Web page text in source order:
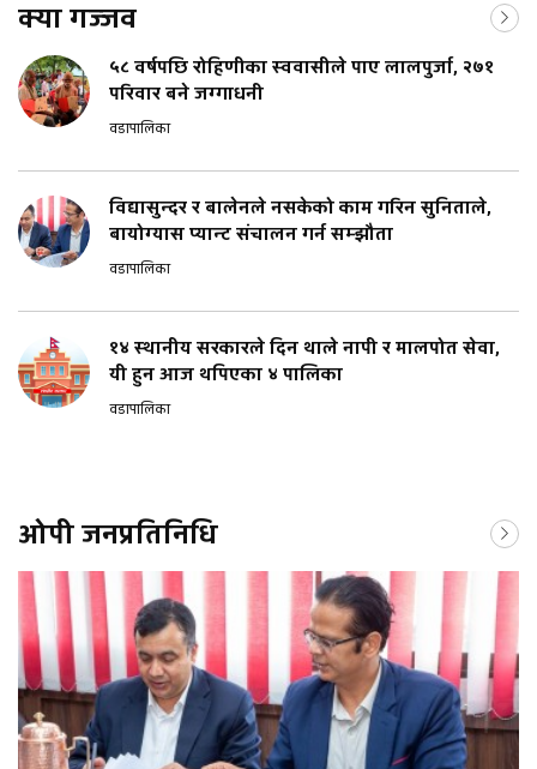
क्या गज्जव
५८ वर्षपछि रोहिणीका स्ववासीले पाए लालपुर्जा, २७१
परिवार बने जग्गाधनी
वडापालिका
विद्यासुन्दर र बालेनले नसकेको काम गरिन सुनिताले,
बायोग्यास प्यान्ट संचालन गर्न सम्झौता
वडापालिका
१४ स्थानीय सरकारले दिन थाले नापी र मालपोत सेवा,
यी हुन आज थपिएका ४ पालिका
वडापालिका
ओपी जनप्रतिनिधि